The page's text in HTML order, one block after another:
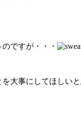
ですが・・・
大事にしてほしい